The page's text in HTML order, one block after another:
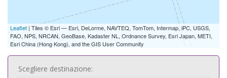
Leaflet | Tiles © Esri — Esri, DeLorme, NAVTEQ, TomTom, Intermap, iPC, USGS,
FAO, NPS, NRCAN, GeoBase, Kadaster NL, Ordnance Survey, Esri Japan, METI,
Esri China (Hong Kong), and the GIS User Community
Scegliere destinazione: